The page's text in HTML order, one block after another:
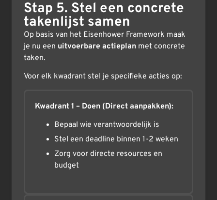
Stap 5. Stel een concrete
takenlijst samen
Op basis van het Eisenhower Framework maak
je nu een uitvoerbare actieplan met concrete
taken.
Voor elk kwadrant stel je specifieke acties op:
Kwadrant 1 – Doen (Direct aanpakken):
Bepaal wie verantwoordelijk is
Stel een deadline binnen 1-2 weken
Zorg voor directe resources en
budget